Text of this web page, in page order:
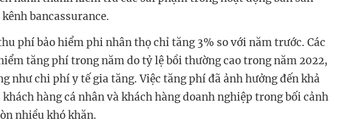
bancassurance.
phí bảo hiểm phi nhân thọ chỉ tăng 3% so với năm trước. Các
tăng phí trong năm do tỷ lệ bồi thường cao trong năm 2022,
như chi phí y tế gia tăng. Việc tăng phí đã ảnh hưởng đến khả
hàng cá nhân và khách hàng doanh nghiệp trong bối cảnh
nhiều khó khăn.